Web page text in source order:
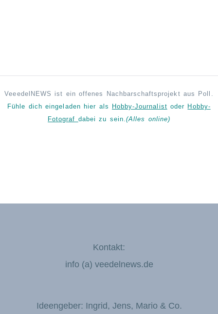
VeeedelNEWS ist ein offenes Nachbarschaftsprojekt aus Poll.
Fühle dich eingeladen hier als
Hobby-Journalist oder Hobby-
Fotograf dabei zu sein.(Alles online)
Kontakt:
info (a) veedelnews.de
Ideengeber: Ingrid, Jens, Mario & Co.